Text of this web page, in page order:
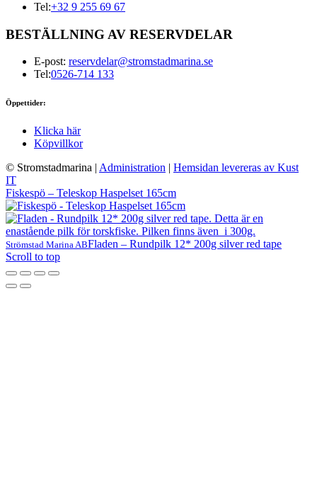
Tel:+32 9 255 69 67
BESTÄLLNING AV RESERVDELAR
E-post: reservdelar@stromstadmarina.se
Tel:0526-714 133
Öppettider:
Klicka här
Köpvillkor
© Stromstadmarina | Administration | Hemsidan levereras av Kust
IT
Fiskespö – Teleskop Haspelset 165cm
Strömstad Marina ABFladen – Rundpilk 12* 200g silver red tape
Scroll to top